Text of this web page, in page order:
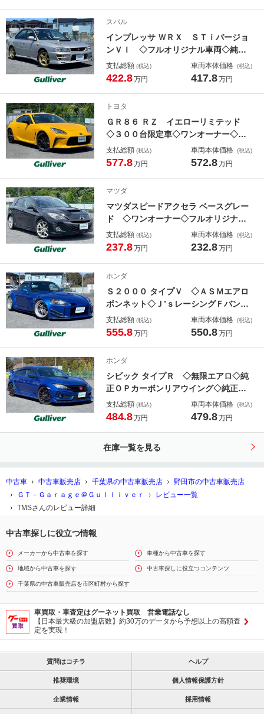
Ｉ１７ＡＷ
スバル
インプレッサ ＷＲＸ ＳＴｉバージョ
ンＶＩ ◇フルオリジナル車両◇純正
フルエアロ◇純正１６ＡＷ◇ＫＥＮＷ
ＯＯＤメモリナビ／ワンセグＴＶ◇純
２７．２９．Ｒ１．３．５．７年記録
有
支払総額 (税込)
422.8万円
車両本体価格 (税込)
417.8万円
トヨタ
ＧＲ８６ ＲＺ イエローリミテッド
◇３００台限定車◇ワンオーナー◇フ
ルオリジナル車輌◇純正１８インチＡ
Ｗ◇純正ブレンボブレーキ◇ＳＡＣＨ
コントロール◇衝突軽減ブレーキ
支払総額 (税込)
577.8万円
車両本体価格 (税込)
572.8万円
マツダ
マツダスピードアクセラ ベースグレー
ド ◇ワンオーナー◇フルオリジナル
車両◇ハーフレザーシート◇Ｄ席パワ
ーシート◇純正１８インチＡＷ◇純正
支払総額 (税込)
237.8万円
車両本体価格 (税込)
232.8万円
ホンダ
Ｓ２０００ タイプＶ ◇ＡＳＭエアロ
ボンネット◇Ｊ’ｓレーシングＦバンパ
ー＆オーバーフェンダー◇Ｊ’ｓレーシ
ングマフラー◇Ｊ’ｓレーシングエアイ
支払総額 (税込)
555.8万円
車両本体価格 (税込)
550.8万円
ホンダ
シビック タイプＲ ◇無限エアロ◇純
正ＯＰカーボンリアウイング◇純正２
０インチＡＷ◇純正ブレンボ◇純正ギ
ャザーズメモリナビ／フルセグＴＶ◇
支払総額 (税込)
484.8万円
車両本体価格 (税込)
479.8万円
在庫一覧を見る
中古車 中古車販売店 千葉県の中古車販売店
野田市の中古車販売店
ＧＴ－Ｇａｒａｇｅ＠Ｇｕｌｌｉｖｅｒ
レビュー一覧
TMSさんのレビュー詳細
中古車探しに役立つ情報
メーカーから中古車を探す 車種から中古車を探す
地域から中古車を探す 中古車探しに役立つコンテンツ
千葉県の中古車販売店を市区町村から探す
車買取・車査定はグーネット買取 営業電話なし
【日本最大級の加盟店数】約30万のデータから予想以上の高額査
定を実現！
質問はコチラ ヘルプ
推奨環境 個人情報保護方針
企業情報 採用情報